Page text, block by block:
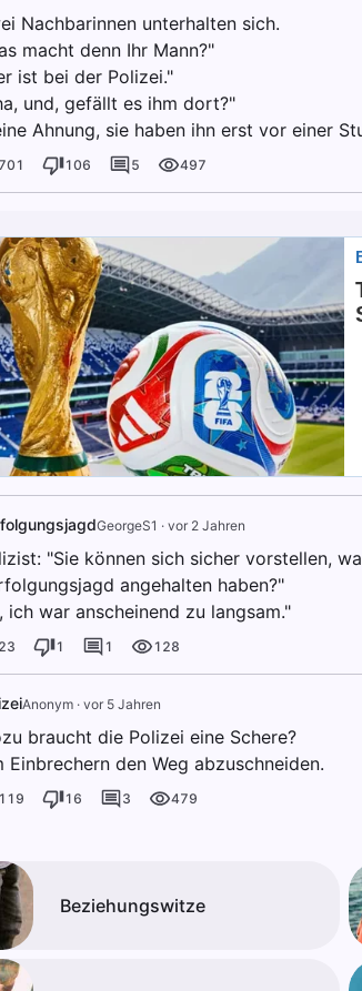
Nachbarinnen unterhalten sich.
macht denn Ihr Mann?"
ist bei der Polizei."
und, gefällt es ihm dort?"
Ahnung, sie haben ihn erst vor einer
106 5 497
GeorgeS1 · vor 2 Jahren
"Sie können sich sicher vorstellen,
angehalten haben?"
ich war anscheinend zu langsam."
1 1 128
Anonym· vor 5 Jahren
braucht die Polizei eine Schere?
Einbrechern den Weg abzuschneiden.
16 3 479
Beziehungswitze